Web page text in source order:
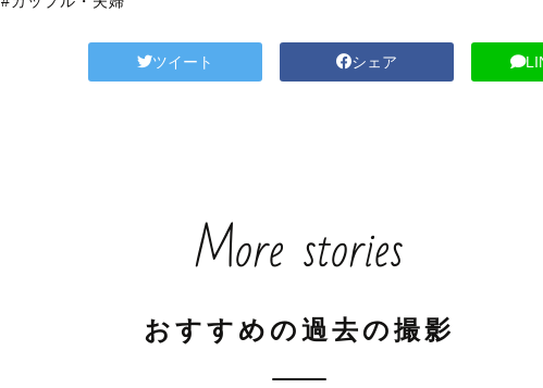
ツイート シェア
More stories
おすすめの過去の撮影